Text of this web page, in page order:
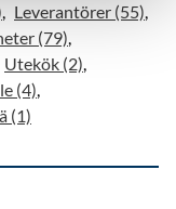
Leverantörer (55)
(79)
Utekök (2)
(4)
(1)